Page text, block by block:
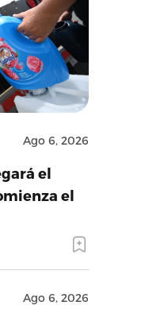
Ago 6, 2026
el
el
Ago 6, 2026